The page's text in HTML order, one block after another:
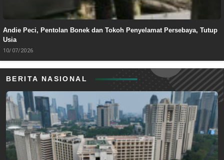
Andie Peci, Pentolan Bonek dan Tokoh Penyelamat Persebaya, Tutup
Usia
10/07/2026
BERITA NASIONAL